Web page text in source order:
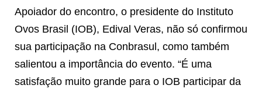
Apoiador do encontro, o presidente do Instituto
Ovos Brasil (IOB), Edival Veras, não só confirmou
sua participação na Conbrasul, como também
salientou a importância do evento. “É uma
satisfação muito grande para o IOB participar da